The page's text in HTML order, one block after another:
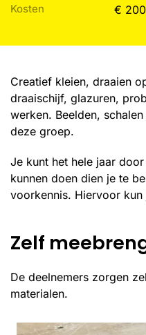
Kosten €
Creatief kleien, draaien
draaischijf, glazuren,
werken. Beelden,
deze groep.
Je kunt het hele jaar
kunnen doen dien je te
voorkennis. Hiervoor
Zelf
De deelnemers zorgen
materialen.